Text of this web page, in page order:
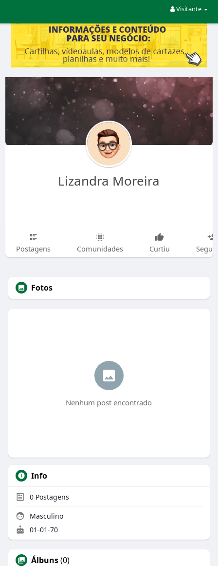
Visitante
Lizandra Moreira
Postagens Comunidades Curtiu
Fotos
Nenhum post encontrado
Info
0Postagens
Masculino
01-01-70
Álbuns(0)